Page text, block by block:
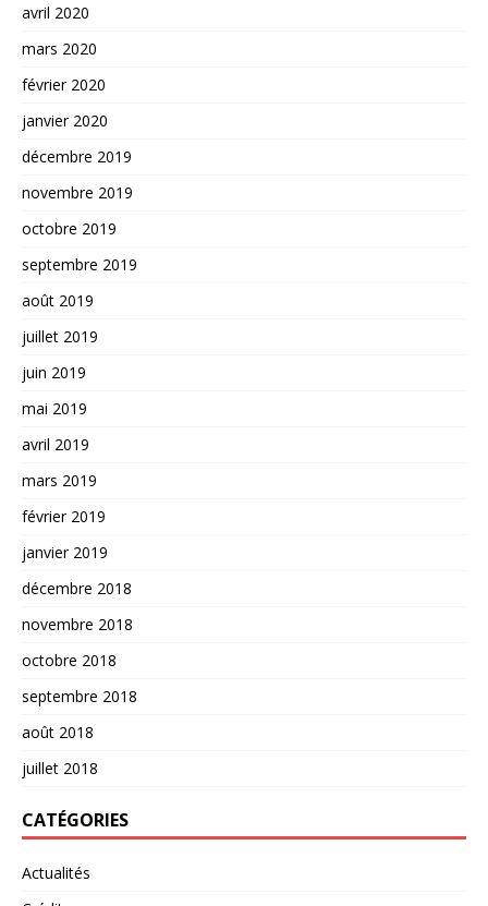
avril 2020
mars 2020
février 2020
janvier 2020
décembre 2019
novembre 2019
octobre 2019
septembre 2019
août 2019
juillet 2019
juin 2019
mai 2019
avril 2019
mars 2019
février 2019
janvier 2019
décembre 2018
novembre 2018
octobre 2018
septembre 2018
août 2018
juillet 2018
CATÉGORIES
Actualités